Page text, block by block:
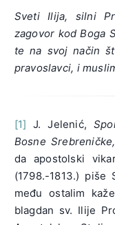
Sveti Ilija, silni
zagovor kod Boga
te na svoj način
pravoslavci, i
[1] J. Jelenić,
Bosne Srebreničke,
da apostolski
(1798.-1813.)
među ostalim
blagdan sv. Ilije